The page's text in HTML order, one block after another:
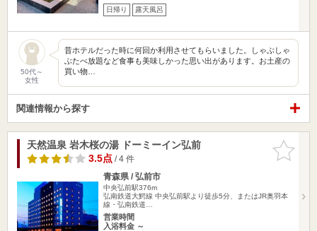
日帰り 露天風呂
50代～
女性
昔ホテルだった時に何回か利用させてもらいました。しゃぶしゃ
ぶたべ放題など食事も美味しかった思い出があります。お土産の
買い物…
関連情報から探す
お気に入
りに追加
天然温泉 岩木桜の湯 ドーミーイン弘前
3.5点/ 4 件
青森県 / 弘前市
中央弘前駅376m
弘南鉄道大鰐線 中央弘前駅より徒歩5分、またはJR奥羽本
線・弘南鉄道…
営業時間
入浴料金 ～